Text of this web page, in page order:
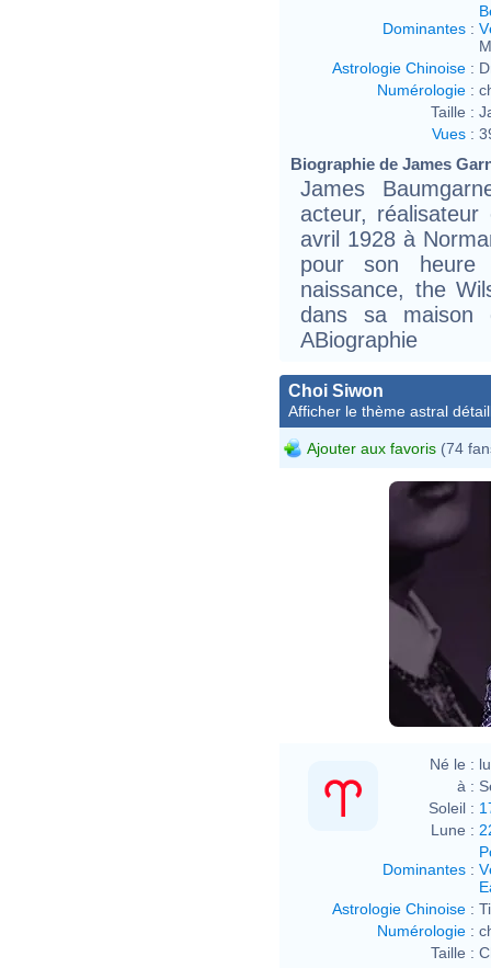
Dominantes :
Astrologie Chinoise :
Numérologie :
Taille :
Vues :
Biographie de James
James
acteur,
avril 1928 à
pour son
naissance, the
dans sa maison
ABiographie
Choi Siwon
Afficher le thème astral
Ajouter aux favoris (74
Né le :
à :
Soleil :
Lune :
Dominantes :
Astrologie Chinoise :
Numérologie :
Taille :